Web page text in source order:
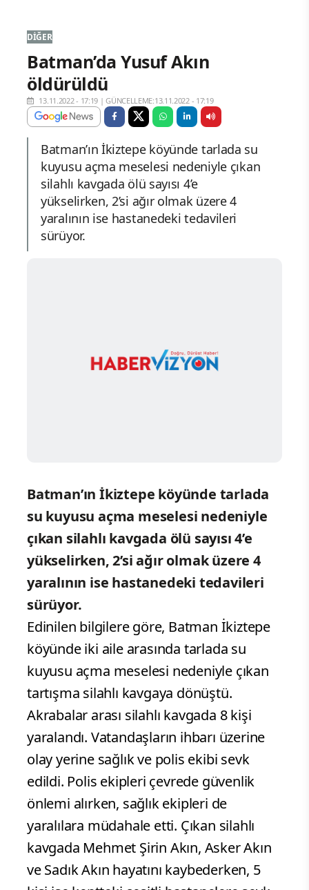
DIĞER
Batman’da Yusuf Akın
öldürüldü
13.11.2022 - 17:19 |GÜNCELLEME:13.11.2022 - 17:19
Batman’ın İkiztepe köyünde tarlada su
kuyusu açma meselesi nedeniyle çıkan
silahlı kavgada ölü sayısı 4’e
yükselirken, 2’si ağır olmak üzere 4
yaralının ise hastanedeki tedavileri
sürüyor.
Batman’ın İkiztepe köyünde tarlada
su kuyusu açma meselesi nedeniyle
çıkan silahlı kavgada ölü sayısı 4’e
yükselirken, 2’si ağır olmak üzere 4
yaralının ise hastanedeki tedavileri
sürüyor.
Edinilen bilgilere göre, Batman İkiztepe
köyünde iki aile arasında tarlada su
kuyusu açma meselesi nedeniyle çıkan
tartışma silahlı kavgaya dönüştü.
Akrabalar arası silahlı kavgada 8 kişi
yaralandı. Vatandaşların ihbarı üzerine
olay yerine sağlık ve polis ekibi sevk
edildi. Polis ekipleri çevrede güvenlik
önlemi alırken, sağlık ekipleri de
yaralılara müdahale etti. Çıkan silahlı
kavgada Mehmet Şirin Akın, Asker Akın
ve Sadık Akın hayatını kaybederken, 5